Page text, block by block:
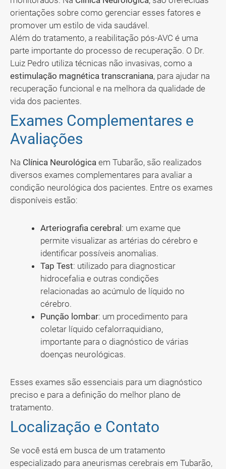
orientações sobre como gerenciar esses fatores e
promover um estilo de vida saudável.
Além do tratamento, a reabilitação pós-AVC é uma
parte importante do processo de recuperação. O Dr.
Luiz Pedro utiliza técnicas não invasivas, como a
estimulação magnética transcraniana, para ajudar na
recuperação funcional e na melhora da qualidade de
vida dos pacientes.
Exames Complementares e
Avaliações
Na Clínica Neurológica em Tubarão, são realizados
diversos exames complementares para avaliar a
condição neurológica dos pacientes. Entre os exames
disponíveis estão:
Arteriografia cerebral : um exame que
permite visualizar as artérias do cérebro e
identificar possíveis anomalias.
Tap Test: utilizado para diagnosticar
hidrocefalia e outras condições
relacionadas ao acúmulo de líquido no
cérebro.
Punção lombar: um procedimento para
coletar líquido cefalorraquidiano,
importante para o diagnóstico de várias
doenças neurológicas.
Esses exames são essenciais para um diagnóstico
preciso e para a definição do melhor plano de
tratamento.
Localização e Contato
Se você está em busca de um tratamento
especializado para aneurismas cerebrais em Tubarão,